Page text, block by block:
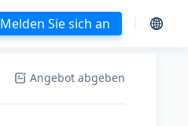
Melden Sie sich an
Angebot abgeben